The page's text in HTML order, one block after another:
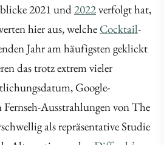
2021 und2022verfolgt hat,
hier aus, welche Cocktail-
Jahr am häufigsten geklickt
das trotz extrem vieler
Google-
Ausstrahlungen von The
als repräsentative Studie